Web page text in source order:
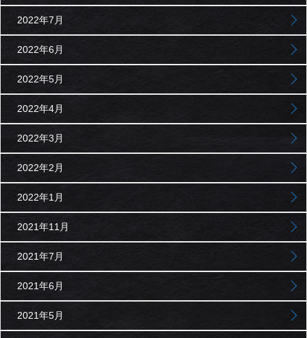
2022年7月
2022年6月
2022年5月
2022年4月
2022年3月
2022年2月
2022年1月
2021年11月
2021年7月
2021年6月
2021年5月